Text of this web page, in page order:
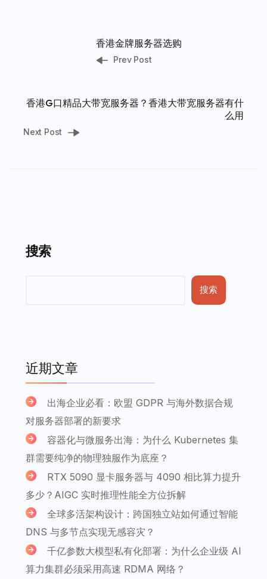
香港金牌服务器选购
Prev Post
香港G口精品大带宽服务器？香港大带宽服务器有什
么用
Next Post
搜索
搜索
近期文章
出海企业必看：欧盟 GDPR 与海外数据合规
对服务器部署的新要求
容器化与微服务出海：为什么 Kubernetes 集
群需要纯净的物理独服作为底座？
RTX 5090 显卡服务器与 4090 相比算力提升
多少？AIGC 实时推理性能全方位拆解
全球多活架构设计：跨国独立站如何通过智能
DNS 与多节点实现无感容灾？
千亿参数大模型私有化部署：为什么企业级 AI
算力集群必须采用高速 RDMA 网络？